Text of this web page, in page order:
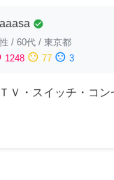
check_circle
/ 60代 / 東京都
1248 sentiment_neutral 77 sentiment_dissatisfied 3
Ｖ・スイッチ・コン